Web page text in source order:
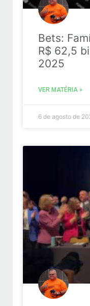
Bets:
R$ 62,5
2025
VER MATÉRIA »
6 de agosto de